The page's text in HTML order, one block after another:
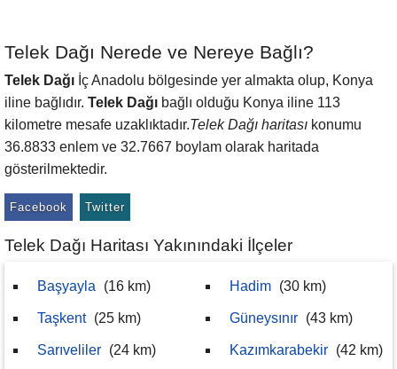
Telek Dağı Nerede ve Nereye Bağlı?
Telek Dağı İç Anadolu bölgesinde yer almakta olup, Konya
iline bağlıdır. Telek Dağı bağlı olduğu Konya iline 113
kilometre mesafe uzaklıktadır.Telek Dağı haritası konumu
36.8833 enlem ve 32.7667 boylam olarak haritada
gösterilmektedir.
Facebook Twitter
Telek Dağı Haritası Yakınındaki İlçeler
Başyayla (16 km)
Taşkent (25 km)
Sarıveliler (24 km)
Hadim (30 km)
Güneysınır (43 km)
Kazımkarabekir (42 km)